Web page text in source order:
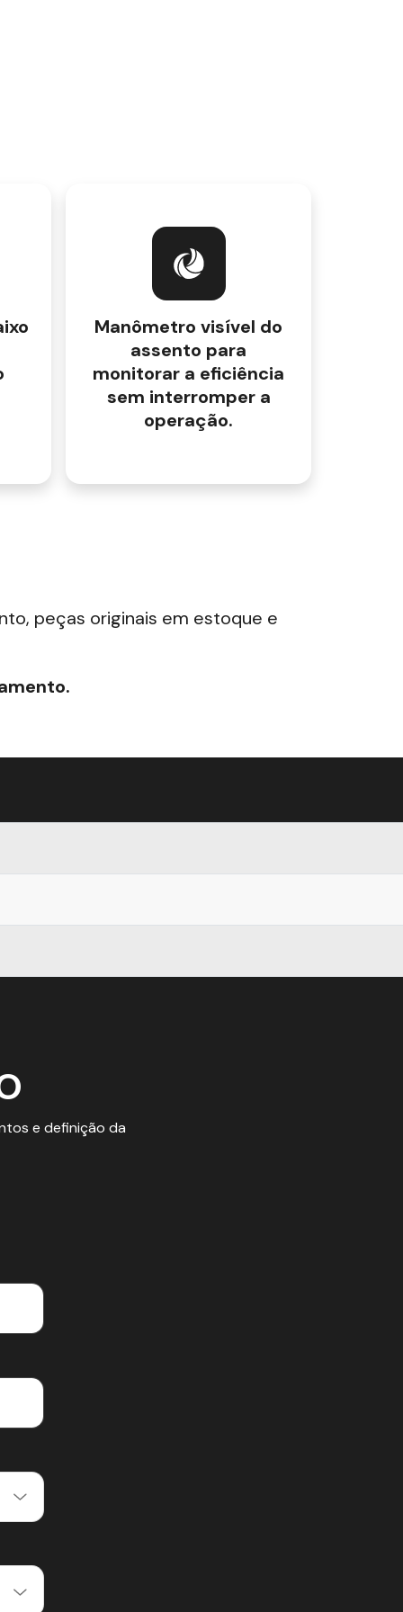
Manômetro visível do
assento para
monitorar a eficiência
sem interromper a
operação.
peças originais em estoque e
e definição da